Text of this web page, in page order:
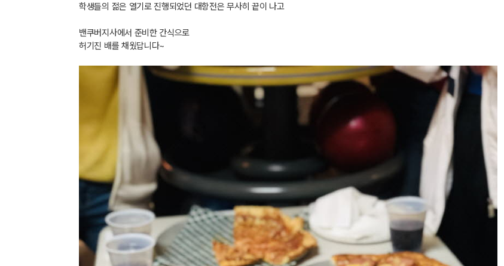
학생들의 젊은 열기로 진행되었던 대항전은 무사히 끝이 나고
밴쿠버지사에서 준비한 간식으로
허기진 배를 채웠답니다~